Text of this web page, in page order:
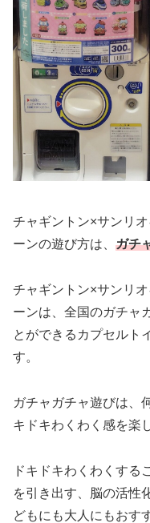
チャギントン×サンリ
ーンの遊び方は、 ガチ
チャギントン×サンリ
ーンは、全国のガチャ
とができるカプセルト
す。
ガチャガチャ遊びは、
キドキわくわく感を楽
ドキドキわくわくする
を引き出す、脳の活性
どもにも大人にもおす